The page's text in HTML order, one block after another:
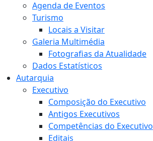
Agenda de Eventos
Turismo
Locais a Visitar
Galeria Multimédia
Fotografias da Atualidade
Dados Estatísticos
Autarquia
Executivo
Composição do Executivo
Antigos Executivos
Competências do Executivo
Editais